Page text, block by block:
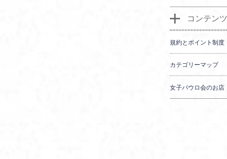
コンテンツ
規約とポイント制度
カテゴリーマップ
女子パウロ会のお店